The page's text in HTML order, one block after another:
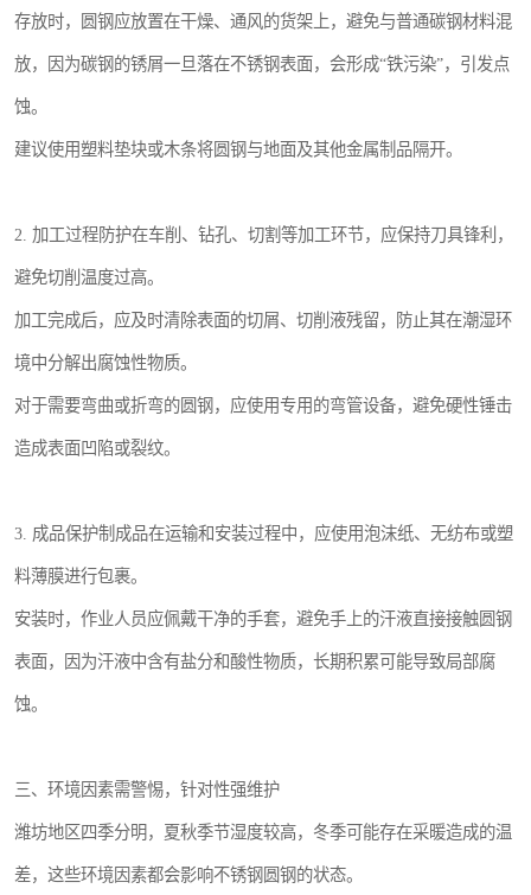
存放时，圆钢应放置在干燥、通风的货架上，避免与普通碳钢材料混
放，因为碳钢的锈屑一旦落在不锈钢表面，会形成“铁污染”，引发点
蚀。
建议使用塑料垫块或木条将圆钢与地面及其他金属制品隔开。
2. 加工过程防护在车削、钻孔、切割等加工环节，应保持刀具锋利，
避免切削温度过高。
加工完成后，应及时清除表面的切屑、切削液残留，防止其在潮湿环
境中分解出腐蚀性物质。
对于需要弯曲或折弯的圆钢，应使用专用的弯管设备，避免硬性锤击
造成表面凹陷或裂纹。
3. 成品保护制成品在运输和安装过程中，应使用泡沫纸、无纺布或塑
料薄膜进行包裹。
安装时，作业人员应佩戴干净的手套，避免手上的汗液直接接触圆钢
表面，因为汗液中含有盐分和酸性物质，长期积累可能导致局部腐
蚀。
三、环境因素需警惕，针对性强维护
潍坊地区四季分明，夏秋季节湿度较高，冬季可能存在采暖造成的温
差，这些环境因素都会影响不锈钢圆钢的状态。